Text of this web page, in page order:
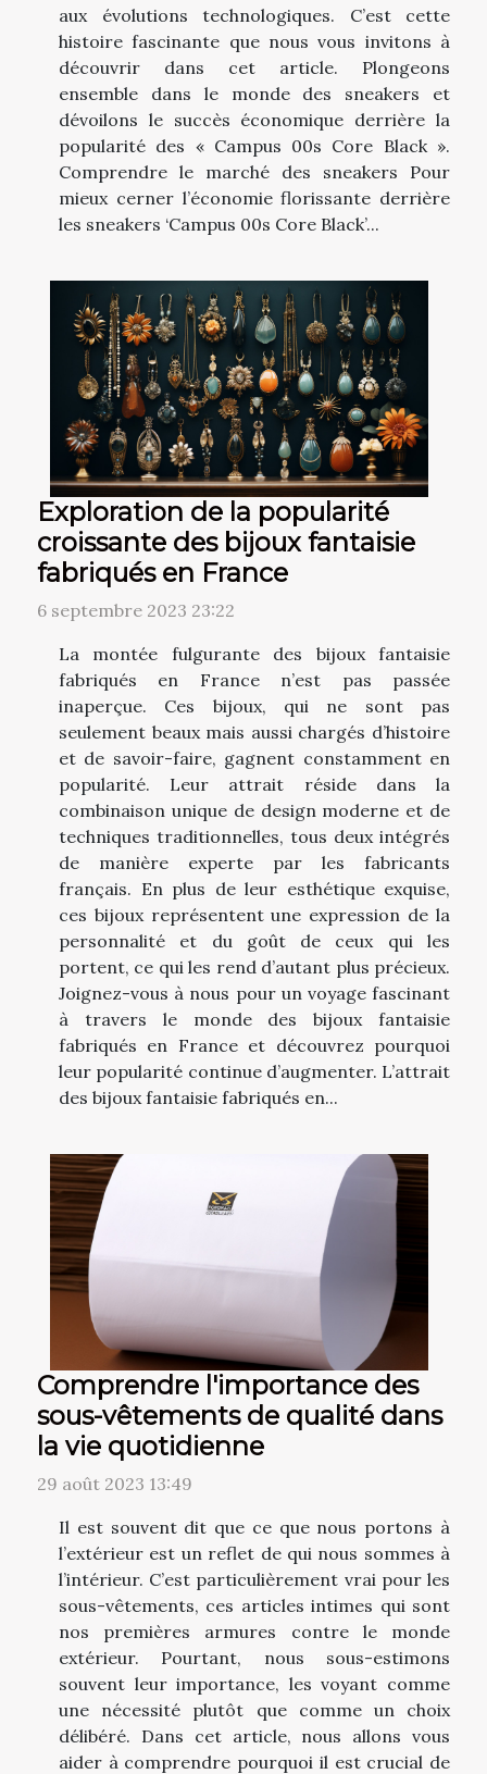
aux évolutions technologiques. C’est cette
histoire fascinante que nous vous invitons à
découvrir dans cet article. Plongeons
ensemble dans le monde des sneakers et
dévoilons le succès économique derrière la
popularité des « Campus 00s Core Black ».
Comprendre le marché des sneakers Pour
mieux cerner l’économie florissante derrière
les sneakers ‘Campus 00s Core Black’...
Exploration de la popularité
croissante des bijoux fantaisie
fabriqués en France
6 septembre 2023 23:22
La montée fulgurante des bijoux fantaisie
fabriqués en France n’est pas passée
inaperçue. Ces bijoux, qui ne sont pas
seulement beaux mais aussi chargés d’histoire
et de savoir-faire, gagnent constamment en
popularité. Leur attrait réside dans la
combinaison unique de design moderne et de
techniques traditionnelles, tous deux intégrés
de manière experte par les fabricants
français. En plus de leur esthétique exquise,
ces bijoux représentent une expression de la
personnalité et du goût de ceux qui les
portent, ce qui les rend d’autant plus précieux.
Joignez-vous à nous pour un voyage fascinant
à travers le monde des bijoux fantaisie
fabriqués en France et découvrez pourquoi
leur popularité continue d’augmenter. L’attrait
des bijoux fantaisie fabriqués en...
Comprendre l'importance des
sous-vêtements de qualité dans
la vie quotidienne
29 août 2023 13:49
Il est souvent dit que ce que nous portons à
l’extérieur est un reflet de qui nous sommes à
l’intérieur. C’est particulièrement vrai pour les
sous-vêtements, ces articles intimes qui sont
nos premières armures contre le monde
extérieur. Pourtant, nous sous-estimons
souvent leur importance, les voyant comme
une nécessité plutôt que comme un choix
délibéré. Dans cet article, nous allons vous
aider à comprendre pourquoi il est crucial de